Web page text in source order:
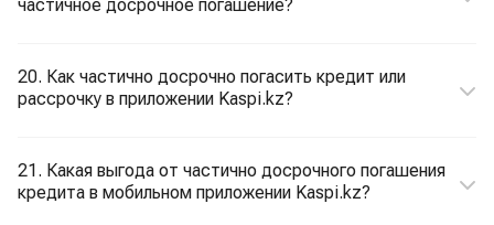
частичное досрочное погашение?
20. Как частично досрочно погасить кредит или
рассрочку в приложении Kaspi.kz?
21. Какая выгода от частично досрочного погашения
кредита в мобильном приложении Kaspi.kz?